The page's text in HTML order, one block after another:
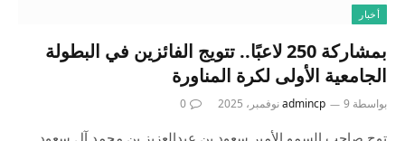
أخبار
بمشاركة 250 لاعبًا.. تتويج الفائزين في البطولة
الجامعية الأولى لكرة المناورة
بواسطة admincp 9 نوفمبر، 2025 0
توج صاحب السمو الأمير سعود بن عبدالعزيز بن محمد آل سعود